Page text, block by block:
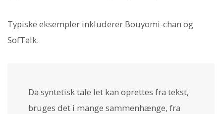
Typiske eksempler inkluderer Bouyomi-chan og
SofTalk.
Da syntetisk tale let kan oprettes fra tekst,
bruges det i mange sammenhænge, fra